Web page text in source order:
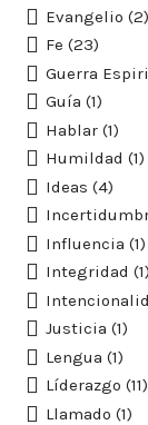
Evangelio (2)
Fe (23)
Guerra
Guía (1)
Hablar(1)
Humildad (1)
Ideas (4)
Influencia (1)
Integridad (1)
Justicia (1)
Lengua (1)
Líderazgo (11)
Llamado (1)